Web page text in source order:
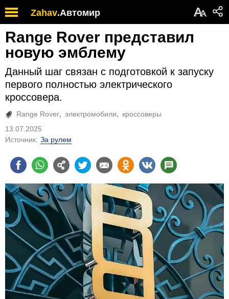
Zahav.Автомир АА
Range Rover представил
новую эмблему
Данный шаг связан с подготовкой к запуску
первого полностью электрического
кроссовера.
Range Rover электромобили
кроссоверы
13.07.2025
Источник: За рулем